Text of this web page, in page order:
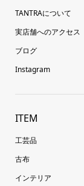
TANTRAについて
実店舗へのアクセス
ブログ
Instagram
ITEM
工芸品
古布
インテリア